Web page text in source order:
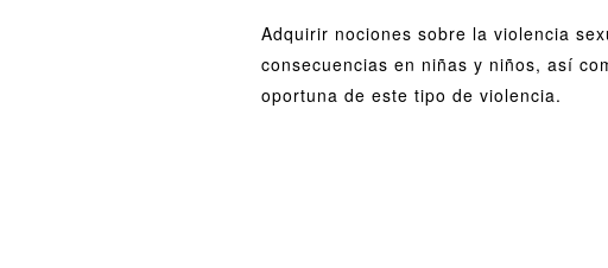
y
niños
Adquirir nociones sobre la violencia
consecuencias en niñas y niños, así
oportuna de este tipo de violencia.